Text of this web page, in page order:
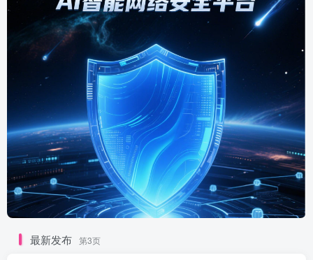
最新发布 第3页